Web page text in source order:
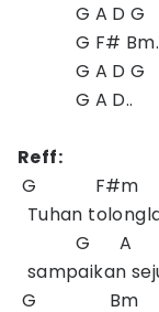
G A D G
G F#
G A D G
G A D..
Reff:
G F#m
Tuhan
G A
sampaikan
G Bm